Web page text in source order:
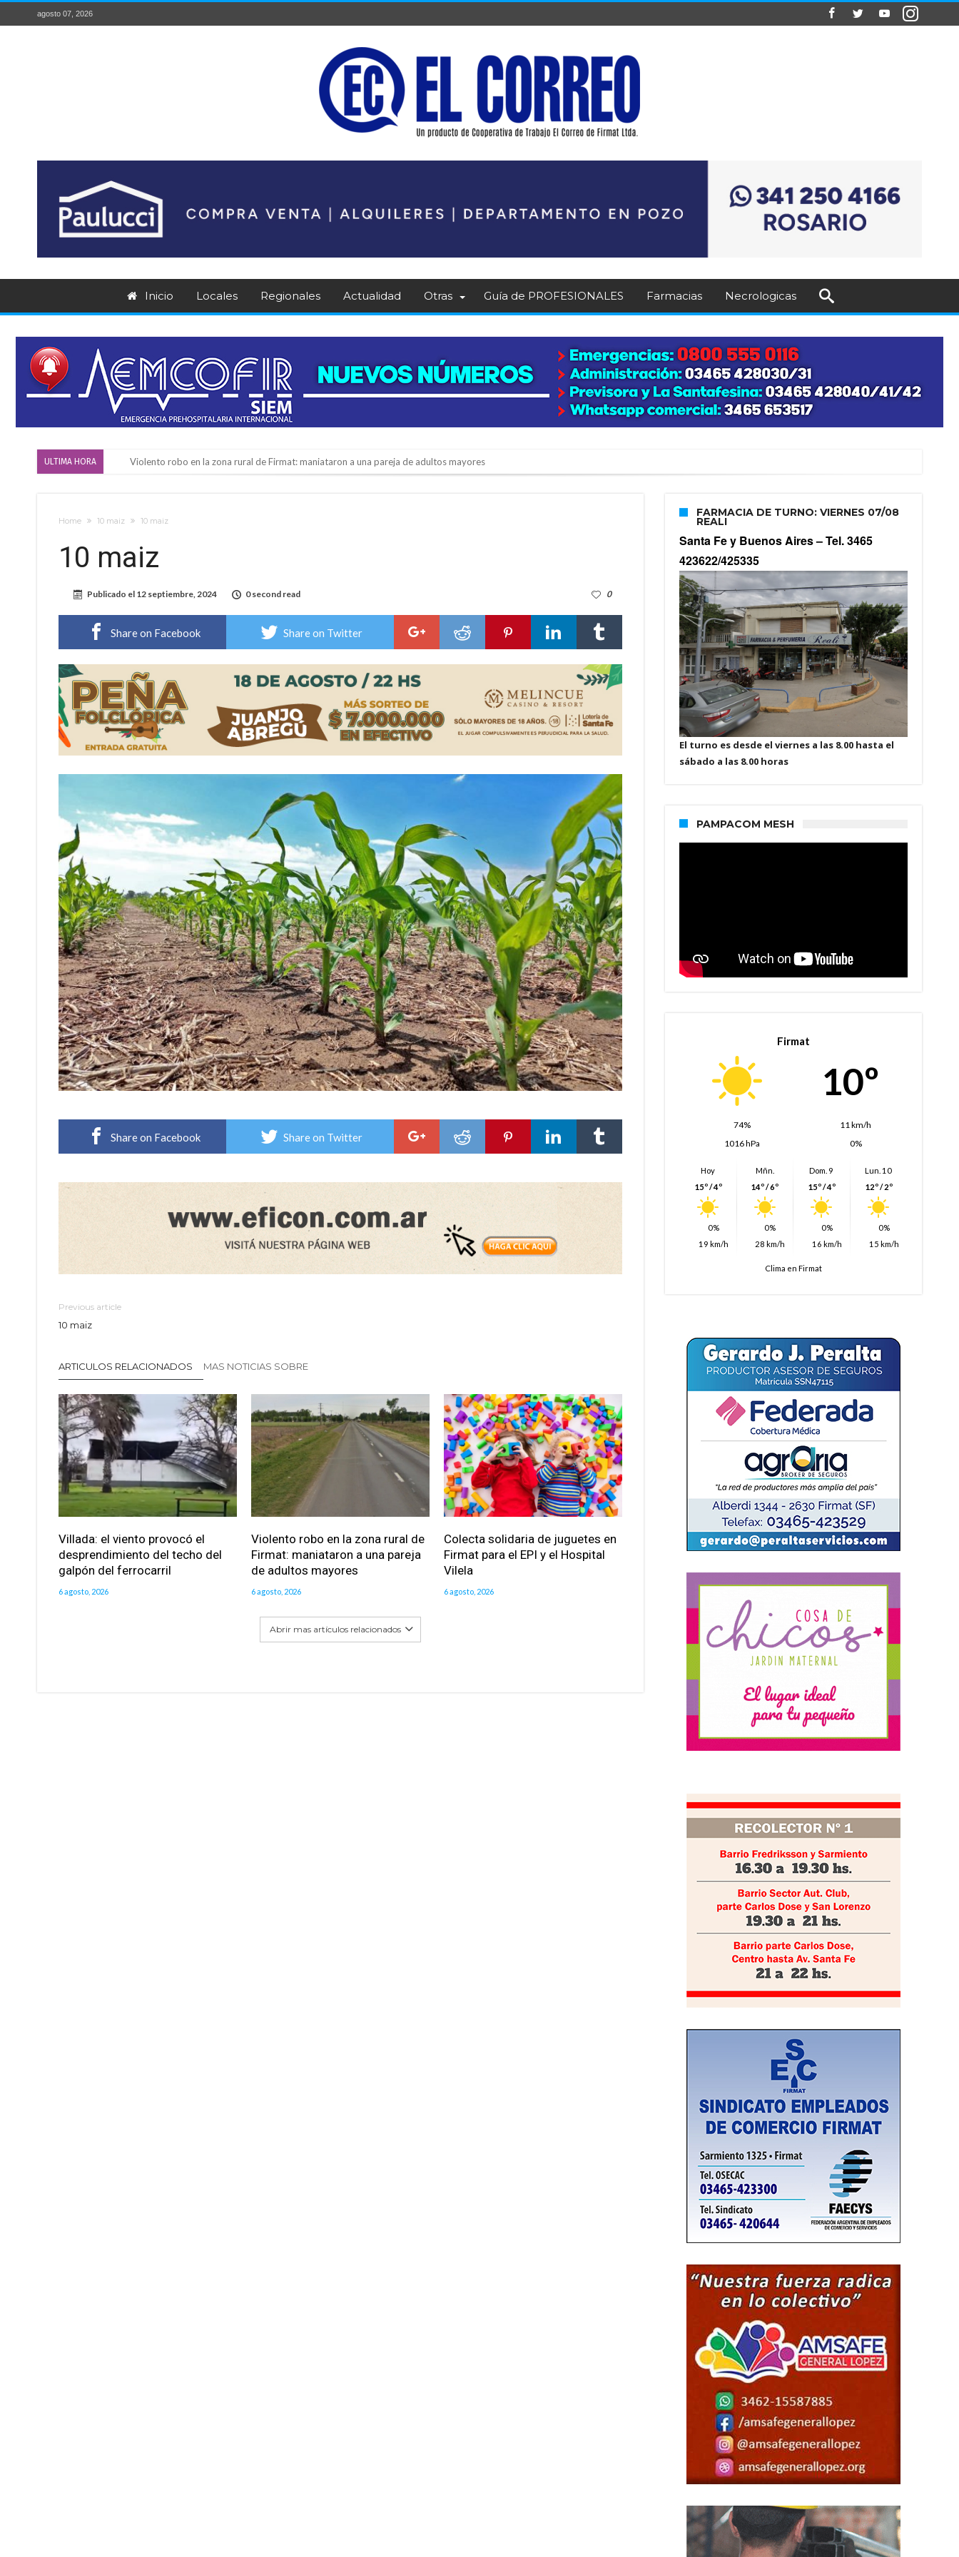
agosto 07, 2026
Inicio Locales Regionales Actualidad Otras Guía de PROFESIONALES Farmacias Necrologicas
ULTIMA HORA Violento robo en la zona rural de Firmat: maniataron a una pareja de adultos mayores
Güemes y Mariano Vera
Cañada del Ucle se prepara para la 5ª edición de la Expo Dose
Villada: evalúan obras preventivas ante posibles lluvias intensas
Home 10 maiz 10 maiz
10 maiz
Publicado el 12 septiembre, 2024 0 second read 0
Share on Facebook Share on Twitter
Share on Facebook Share on Twitter
Previous article
10 maiz
ARTICULOS RELACIONADOS MAS NOTICIAS SOBRE
Villada: el viento provocó el
desprendimiento del techo del
galpón del ferrocarril
6 agosto, 2026
Violento robo en la zona rural de
Firmat: maniataron a una pareja
de adultos mayores
6 agosto, 2026
Colecta solidaria de juguetes en
Firmat para el EPI y el Hospital
Vilela
6 agosto, 2026
Abrir mas artículos relacionados
FARMACIA DE TURNO: VIERNES 07/08
REALI
Santa Fe y Buenos Aires –Tel. 3465
423622/425335
El turno es desde el viernes a las 8.00 hasta el
sábado a las 8.00 horas
PAMPACOM MESH
Firmat
10º
74%
11 km/h
1016 hPa
0%
Hoy
15º / 4º
0%
19 km/h
Mñn.
14º / 6º
0%
28 km/h
Dom. 9
15º / 4º
0%
16 km/h
Lun. 10
12º / 2º
0%
15 km/h
Clima en Firmat